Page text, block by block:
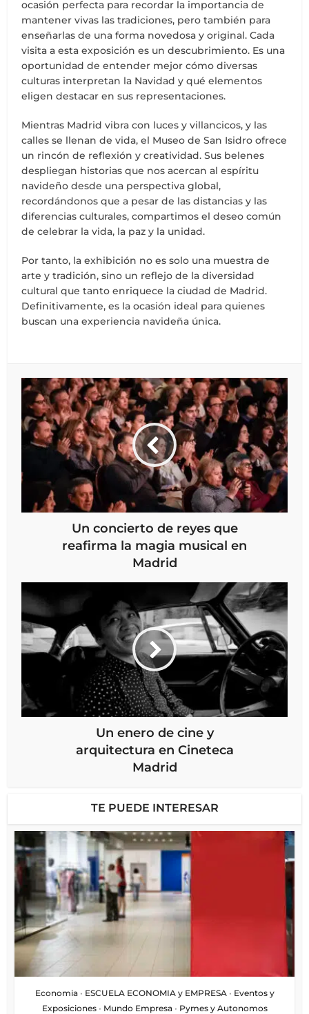
ocasión perfecta para recordar la importancia de
mantener vivas las tradiciones, pero también para
enseñarlas de una forma novedosa y original. Cada
visita a esta exposición es un descubrimiento. Es una
oportunidad de entender mejor cómo diversas
culturas interpretan la Navidad y qué elementos
eligen destacar en sus representaciones.
Mientras Madrid vibra con luces y villancicos, y las
calles se llenan de vida, el Museo de San Isidro ofrece
un rincón de reflexión y creatividad. Sus belenes
despliegan historias que nos acercan al espíritu
navideño desde una perspectiva global,
recordándonos que a pesar de las distancias y las
diferencias culturales, compartimos el deseo común
de celebrar la vida, la paz y la unidad.
Por tanto, la exhibición no es solo una muestra de
arte y tradición, sino un reflejo de la diversidad
cultural que tanto enriquece la ciudad de Madrid.
Definitivamente, es la ocasión ideal para quienes
buscan una experiencia navideña única.
Un concierto de reyes que
reafirma la magia musical en
Madrid
Un enero de cine y
arquitectura en Cineteca
Madrid
TE PUEDE INTERESAR
Economia • ESCUELA ECONOMIA y EMPRESA • Eventos y
Exposiciones • Mundo Empresa • Pymes y Autonomos